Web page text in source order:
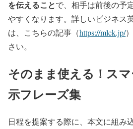
を伝えることで、相手は前後の予
やすくなります。詳しいビジネス
は、こちらの記事（https://mlck.jp/
さい。
そのまま使える！ス
示フレーズ集
日程を提案する際に、本文に組み